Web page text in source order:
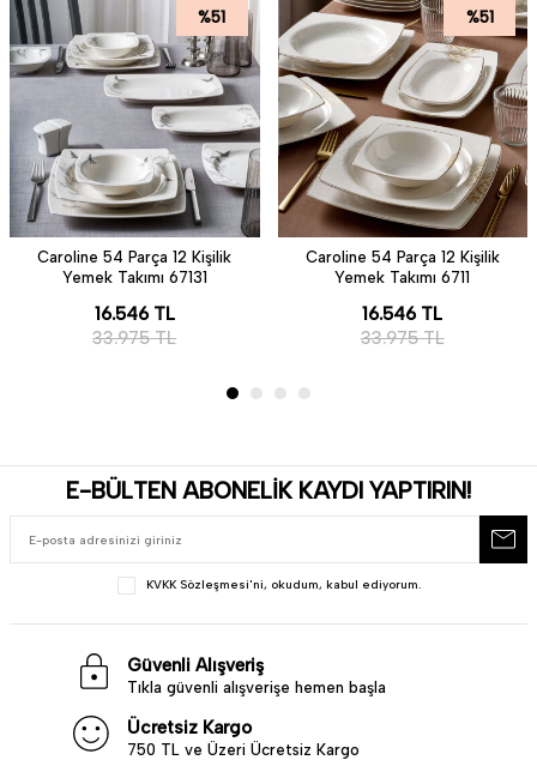
%51
Caroline 54 Parça 12 Kişilik
Yemek Takımı 67131
16.546TL
33.975TL
%51
Caroline 54 Parça 12 Kişilik
Yemek Takımı 6711
16.546 TL
33.975TL
E-BÜLTEN ABONELİK KAYDI YAPTIRIN!
KVKK Sözleşmesi'ni, okudum, kabul ediyorum.
Güvenli Alışveriş
Tıkla güvenli alışverişe hemen başla
Ücretsiz Kargo
750 TL ve Üzeri Ücretsiz Kargo